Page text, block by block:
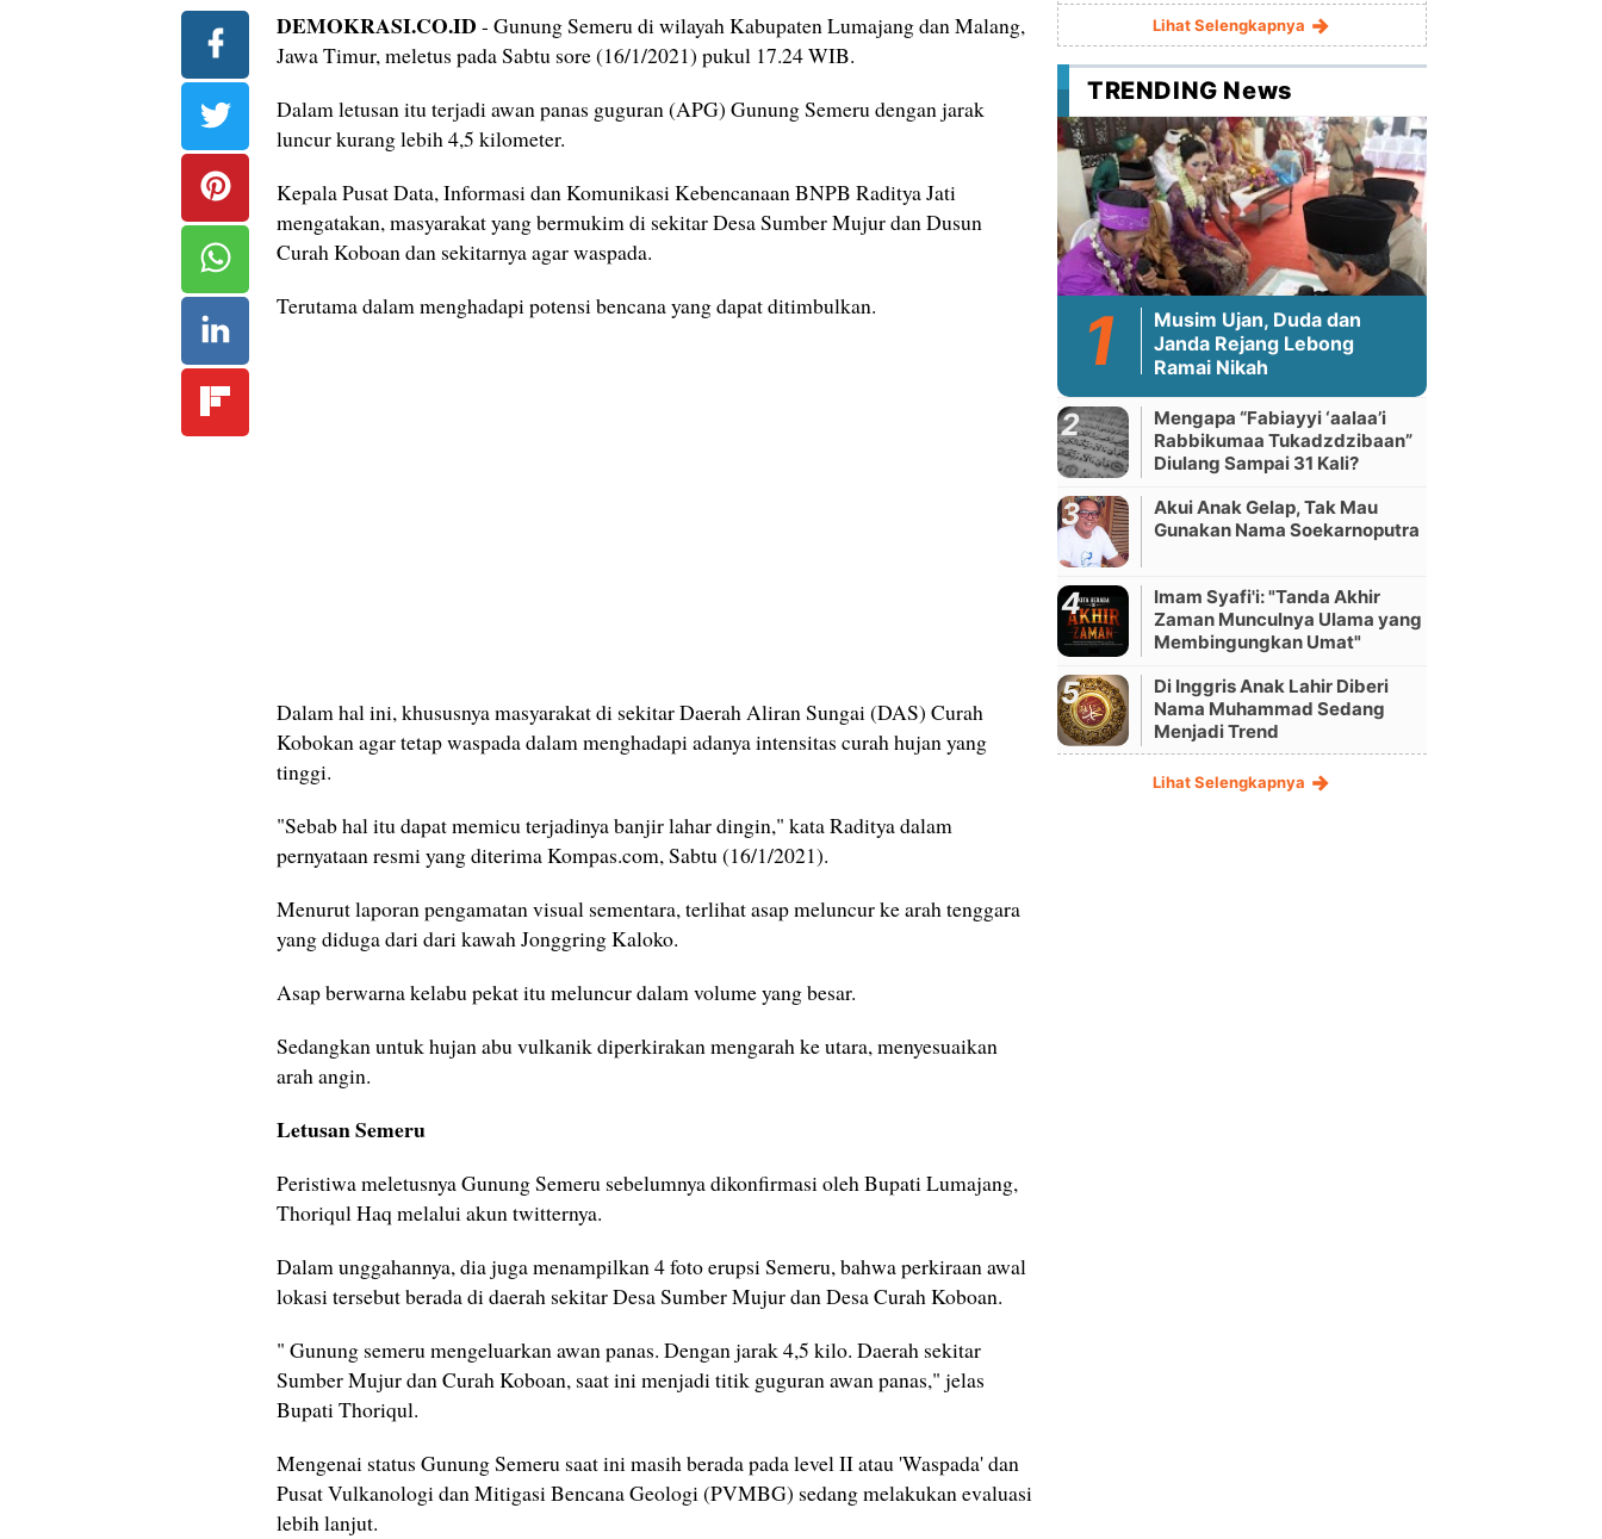
DEMOKRASI.CO.ID - Gunung Semeru di wilayah Kabupaten Lumajang dan Malang,
Jawa Timur, meletus pada Sabtu sore (16/1/2021) pukul 17.24 WIB.
Dalam letusan itu terjadi awan panas guguran (APG) Gunung Semeru dengan jarak
luncur kurang lebih 4,5 kilometer.
Kepala Pusat Data, Informasi dan Komunikasi Kebencanaan BNPB Raditya Jati
mengatakan, masyarakat yang bermukim di sekitar Desa Sumber Mujur dan Dusun
Curah Koboan dan sekitarnya agar waspada.
Terutama dalam menghadapi potensi bencana yang dapat ditimbulkan.
Dalam hal ini, khususnya masyarakat di sekitar Daerah Aliran Sungai (DAS) Curah
Kobokan agar tetap waspada dalam menghadapi adanya intensitas curah hujan yang
tinggi.
"Sebab hal itu dapat memicu terjadinya banjir lahar dingin," kata Raditya dalam
pernyataan resmi yang diterima Kompas.com, Sabtu (16/1/2021).
Menurut laporan pengamatan visual sementara, terlihat asap meluncur ke arah tenggara
yang diduga dari dari kawah Jonggring Kaloko.
Asap berwarna kelabu pekat itu meluncur dalam volume yang besar.
Sedangkan untuk hujan abu vulkanik diperkirakan mengarah ke utara, menyesuaikan
arah angin.
Letusan Semeru
Peristiwa meletusnya Gunung Semeru sebelumnya dikonfirmasi oleh Bupati Lumajang,
Thoriqul Haq melalui akun twitternya.
Dalam unggahannya, dia juga menampilkan 4 foto erupsi Semeru, bahwa perkiraan awal
lokasi tersebut berada di daerah sekitar Desa Sumber Mujur dan Desa Curah Koboan.
" Gunung semeru mengeluarkan awan panas. Dengan jarak 4,5 kilo. Daerah sekitar
Sumber Mujur dan Curah Koboan, saat ini menjadi titik guguran awan panas," jelas
Bupati Thoriqul.
Mengenai status Gunung Semeru saat ini masih berada pada level II atau 'Waspada' dan
Pusat Vulkanologi dan Mitigasi Bencana Geologi (PVMBG) sedang melakukan evaluasi
lebih lanjut.
Lihat Selengkapnya
TRENDING News
Musim Ujan, Duda dan
Janda Rejang Lebong
Ramai Nikah
Mengapa “Fabiayyi ‘aalaa’i
Rabbikumaa Tukadzdzibaan”
Diulang Sampai 31 Kali?
Akui Anak Gelap, Tak Mau
Gunakan Nama Soekarnoputra
Imam Syafi'i: "Tanda Akhir
Zaman Munculnya Ulama yang
Membingungkan Umat"
Di Inggris Anak Lahir Diberi
Nama Muhammad Sedang
Menjadi Trend
Lihat Selengkapnya